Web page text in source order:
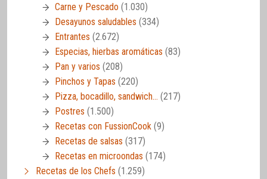
Carne y Pescado (1.030)
Desayunos saludables (334)
Entrantes (2.672)
Especias, hierbas aromáticas (83)
Pan y varios (208)
Pinchos y Tapas (220)
Pizza, bocadillo, sandwich… (217)
Postres (1.500)
Recetas con FussionCook (9)
Recetas de salsas (317)
Recetas en microondas (174)
Recetas de los Chefs (1.259)